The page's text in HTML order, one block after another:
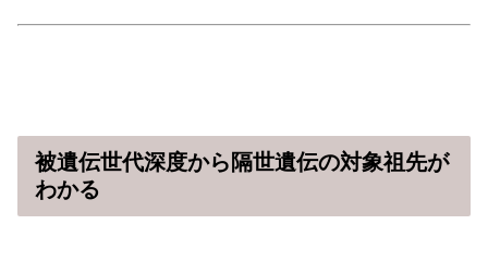
被遺伝世代深度から隔世遺伝の対象祖先が
わかる